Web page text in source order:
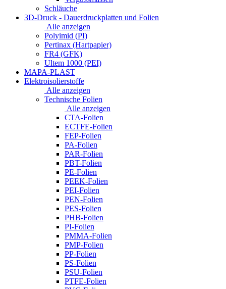
Schläuche
3D-Druck - Dauerdruckplatten und Folien
Alle anzeigen
Polyimid (PI)
Pertinax (Hartpapier)
FR4 (GFK)
Ultem 1000 (PEI)
MAPA-PLAST
Elektroisolierstoffe
Alle anzeigen
Technische Folien
Alle anzeigen
CTA-Folien
ECTFE-Folien
FEP-Folien
PA-Folien
PAR-Folien
PBT-Folien
PE-Folien
PEEK-Folien
PEI-Folien
PEN-Folien
PES-Folien
PHB-Folien
PI-Folien
PMMA-Folien
PMP-Folien
PP-Folien
PS-Folien
PSU-Folien
PTFE-Folien